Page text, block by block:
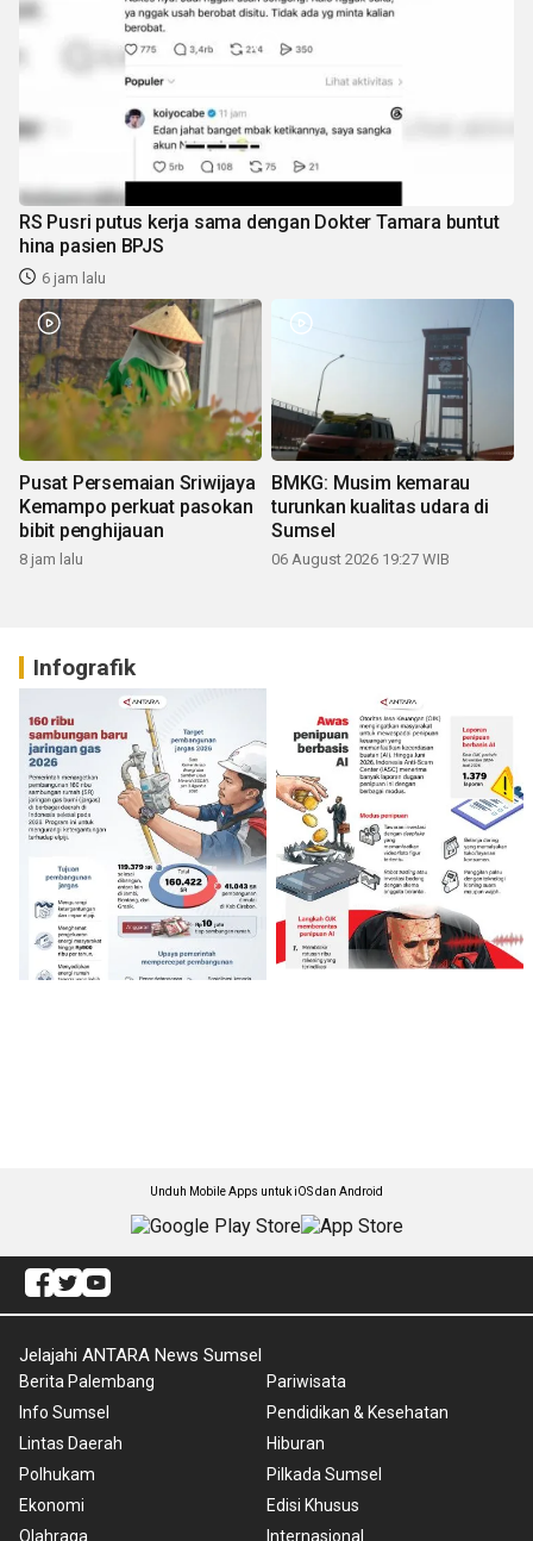
RS Pusri putus kerja sama dengan Dokter Tamara buntut
hina pasien BPJS
6 jam lalu
Pusat Persemaian Sriwijaya
Kemampo perkuat pasokan
bibit penghijauan
8 jam lalu
BMKG: Musim kemarau
turunkan kualitas udara di
Sumsel
06 August 2026 19:27 WIB
Infografik
Unduh Mobile Apps untuk iOS dan Android
Jelajahi ANTARA News Sumsel
Berita Palembang
Info Sumsel
Lintas Daerah
Polhukam
Ekonomi
Olahraga
Pariwisata
Pendidikan & Kesehatan
Hiburan
Pilkada Sumsel
Edisi Khusus
Internasional